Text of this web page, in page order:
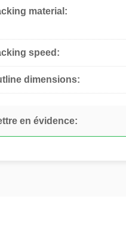
material:
speed:
dimensions:
en évidence: